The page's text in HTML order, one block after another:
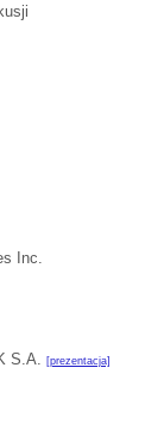
Inc.
S.A. [prezentacja]